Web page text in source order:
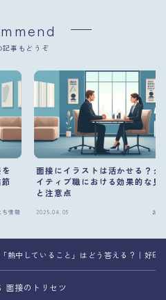
記事もどうぞ
ち情報
面接にイラストは活かせる？ク
イティブ職における効果的な見
と注意点
2025.04.05 お
熱中していること」はどう答える？｜好印
面接のトリセツ